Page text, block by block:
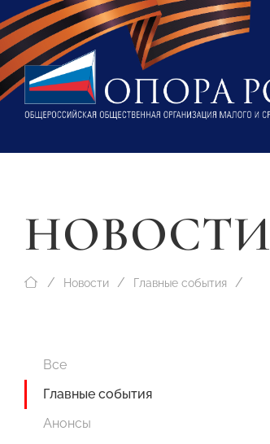
НОВОСТИ
Новости Главные события
Все
Главные события
Анонсы